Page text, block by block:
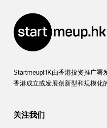
StartmeupHK由香港投资推广署
香港成立或发展创新型和规模化
关注我们